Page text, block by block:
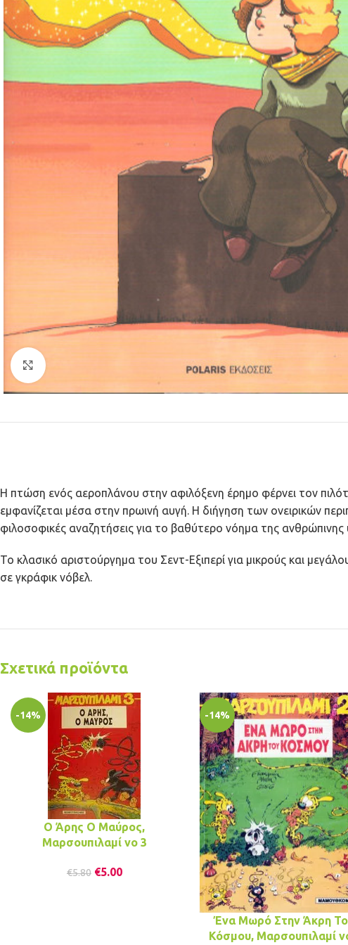
Η πτώση ενός αεροπλάνου στην αφιλόξενη έρημο φέρνει τον
εμφανίζεται μέσα στην πρωινή αυγή. Η διήγηση των ονειρικών
φιλοσοφικές αναζητήσεις για το βαθύτερο νόημα της ανθρώπινης
Το κλασικό αριστούργημα του Σεντ-Εξιπερί για μικρούς και
σε γκράφικ νόβελ.
Σχετικά προϊόντα
-14%
Ο Άρης Ο Μαύρος,
Μαρσουπιλαμί νο 3
€5.80 €5.00
-14%
Ένα Μωρό Στην Άκρη
Κόσμου, Μαρσουπιλαμί